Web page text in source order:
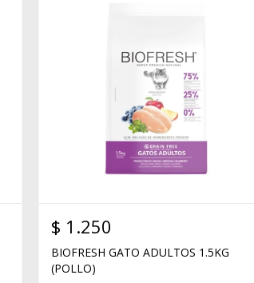
$ 1.250
BIOFRESH GATO ADULTOS 1.5KG
(POLLO)